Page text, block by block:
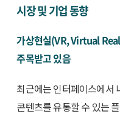
시장 및 기업 동향
가상현실(VR, Virtual
주목받고 있음
최근에는 인터페이스에서
콘텐츠를 유통할 수 있는